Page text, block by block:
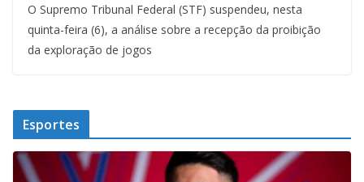
O Supremo Tribunal Federal (STF) suspendeu, nesta
quinta-feira (6), a análise sobre a recepção da proibição
da exploração de jogos
Esportes